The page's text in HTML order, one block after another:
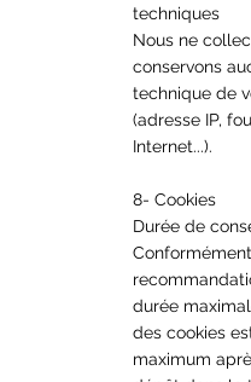
techniques
Nous ne
conservons
technique de
(adresse IP,
Internet...).
8- Cookies
Durée de
durée
des cookies
maximum